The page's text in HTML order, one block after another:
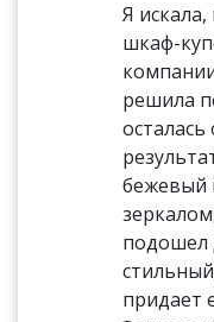
Я
шкаф-
решила
бежевый
подошел
придает